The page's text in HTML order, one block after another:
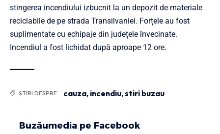
stingerea incendiului izbucnit la un depozit de materiale
reciclabile de pe strada Transilvaniei. Forțele au fost
suplimentate cu echipaje din județele învecinate.
Incendiul a fost lichidat după aproape 12 ore.
ȘTIRI DESPRE: cauza, incendiu,stiri buzau
Buzăumedia pe Facebook